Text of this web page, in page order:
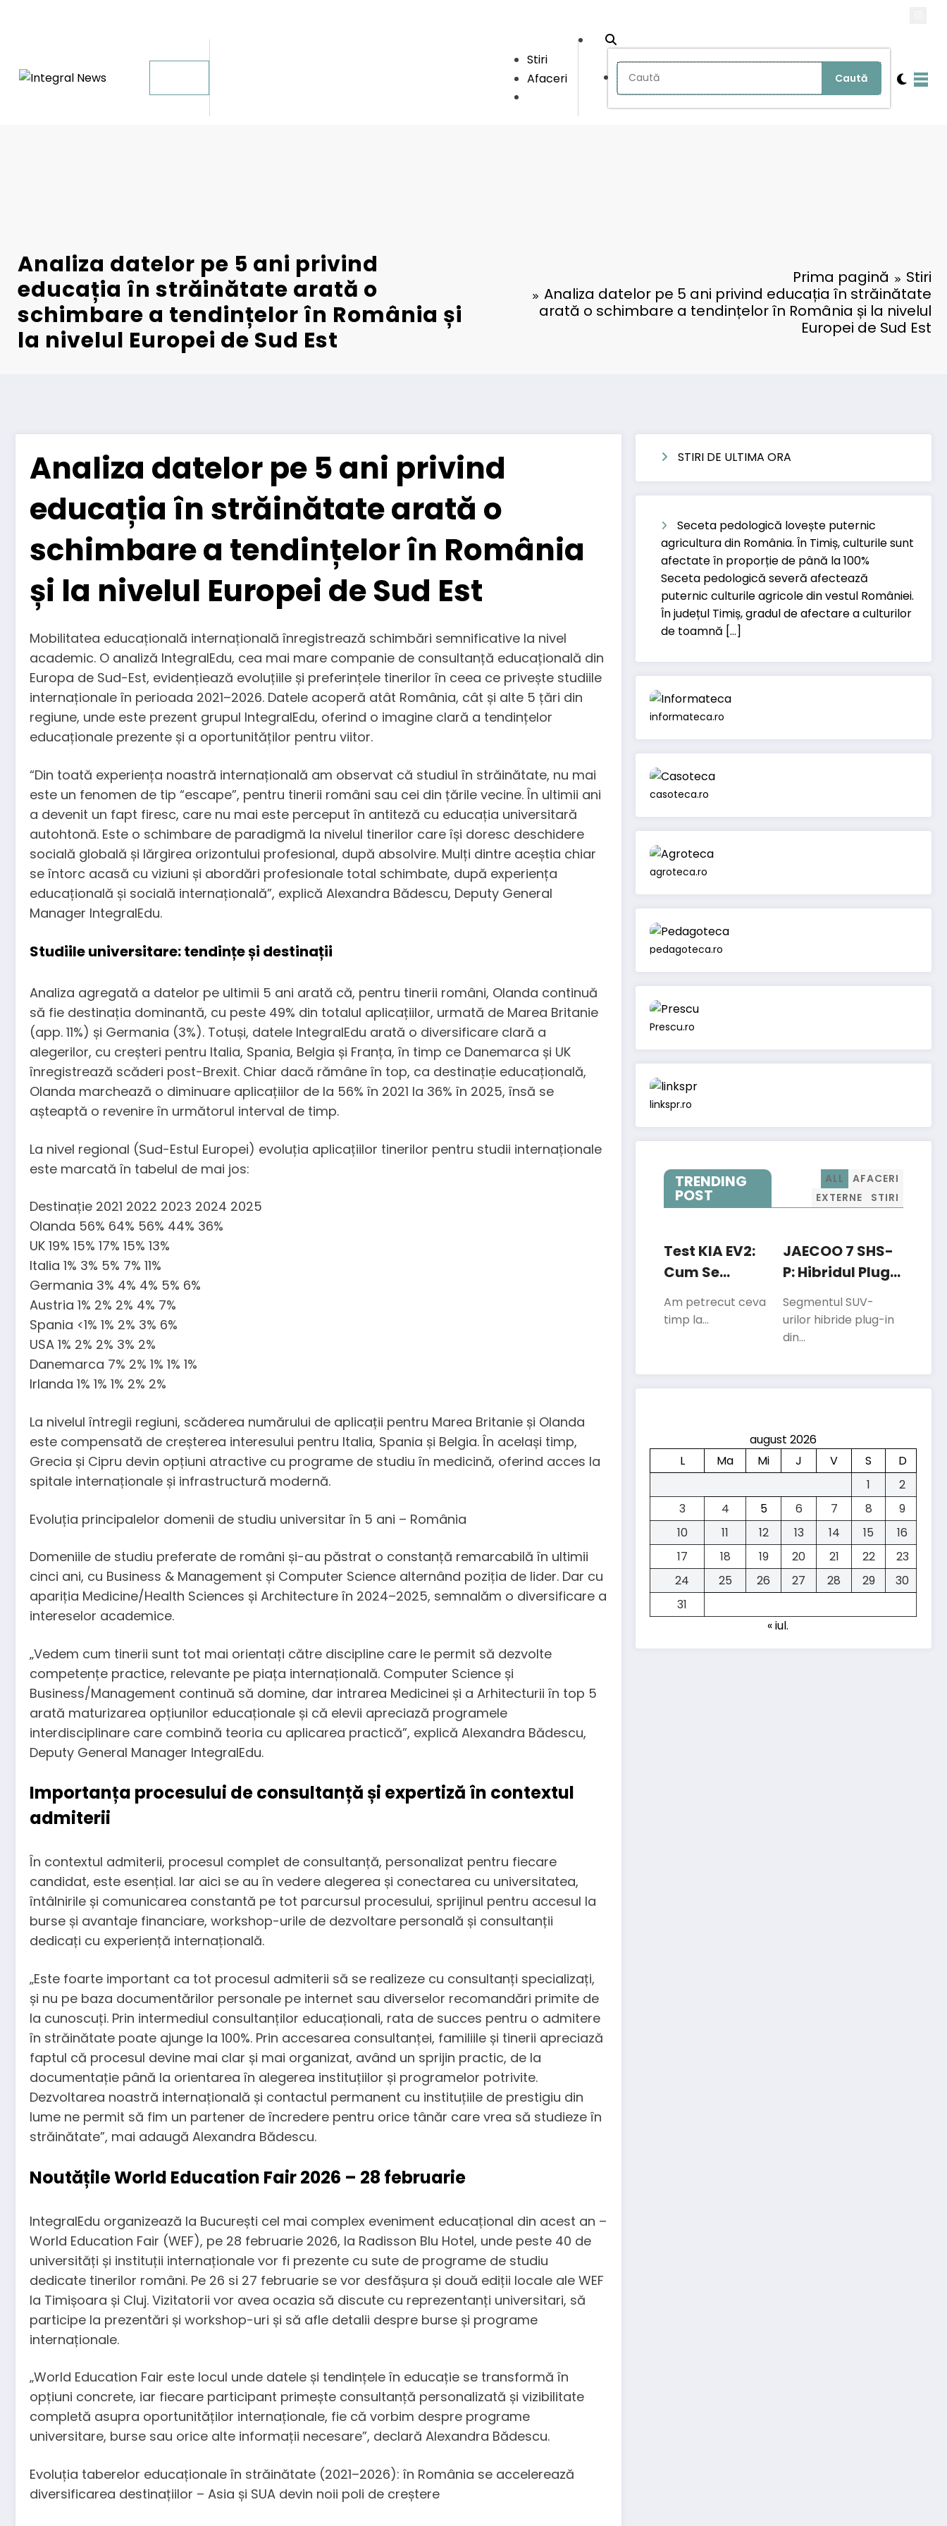
Stiri
Afaceri
Analiza datelor pe 5 ani privind
educația în străinătate arată o
schimbare a tendințelor în România și
la nivelul Europei de Sud Est
Prima pagină
Stiri
Analiza datelor pe 5 ani privind educația în străinătate
arată o schimbare a tendințelor în România și la nivelul
Europei de Sud Est
Analiza datelor pe 5 ani privind
educația în străinătate arată o
schimbare a tendințelor în România
și la nivelul Europei de Sud Est
Mobilitatea educațională internațională înregistrează schimbări semnificative la nivel
academic. O analiză IntegralEdu, cea mai mare companie de consultanță educațională din
Europa de Sud-Est, evidențiează evoluțiile și preferințele tinerilor în ceea ce privește studiile
internaționale în perioada 2021–2026. Datele acoperă atât România, cât și alte 5 țări din
regiune, unde este prezent grupul IntegralEdu, oferind o imagine clară a tendințelor
educaționale prezente și a oportunităților pentru viitor.
“Din toată experiența noastră internațională am observat că studiul în străinătate, nu mai
este un fenomen de tip “escape”, pentru tinerii români sau cei din țările vecine. În ultimii ani
a devenit un fapt firesc, care nu mai este perceput în antiteză cu educația universitară
autohtonă. Este o schimbare de paradigmă la nivelul tinerilor care își doresc deschidere
socială globală și lărgirea orizontului profesional, după absolvire. Mulți dintre aceștia chiar
se întorc acasă cu viziuni și abordări profesionale total schimbate, după experiența
educațională și socială internațională”, explică Alexandra Bădescu, Deputy General
Manager IntegralEdu.
Studiile universitare: tendințe și destinații
Analiza agregată a datelor pe ultimii 5 ani arată că, pentru tinerii români, Olanda continuă
să fie destinația dominantă, cu peste 49% din totalul aplicațiilor, urmată de Marea Britanie
(app. 11%) și Germania (3%). Totuși, datele IntegralEdu arată o diversificare clară a
alegerilor, cu creșteri pentru Italia, Spania, Belgia și Franța, în timp ce Danemarca și UK
înregistrează scăderi post-Brexit. Chiar dacă rămâne în top, ca destinație educațională,
Olanda marchează o diminuare aplicațiilor de la 56% în 2021 la 36% în 2025, însă se
așteaptă o revenire în următorul interval de timp.
La nivel regional (Sud-Estul Europei) evoluția aplicațiilor tinerilor pentru studii internaționale
este marcată în tabelul de mai jos:
Destinație 2021 2022 2023 2024 2025
Olanda 56% 64% 56% 44% 36%
UK 19% 15% 17% 15% 13%
Italia 1% 3% 5% 7% 11%
Germania 3% 4% 4% 5% 6%
Austria 1% 2% 2% 4% 7%
Spania <1% 1% 2% 3% 6%
USA 1% 2% 2% 3% 2%
Danemarca 7% 2% 1% 1% 1%
Irlanda 1% 1% 1% 2% 2%
La nivelul întregii regiuni, scăderea numărului de aplicații pentru Marea Britanie și Olanda
este compensată de creșterea interesului pentru Italia, Spania și Belgia. În același timp,
Grecia și Cipru devin opțiuni atractive cu programe de studiu în medicină, oferind acces la
spitale internaționale și infrastructură modernă.
Evoluția principalelor domenii de studiu universitar în 5 ani – România
Domeniile de studiu preferate de români și-au păstrat o constanță remarcabilă în ultimii
cinci ani, cu Business & Management și Computer Science alternând poziția de lider. Dar cu
apariția Medicine/Health Sciences și Architecture în 2024–2025, semnalăm o diversificare a
intereselor academice.
„Vedem cum tinerii sunt tot mai orientați către discipline care le permit să dezvolte
competențe practice, relevante pe piața internațională. Computer Science și
Business/Management continuă să domine, dar intrarea Medicinei și a Arhitecturii în top 5
arată maturizarea opțiunilor educaționale și că elevii apreciază programele
interdisciplinare care combină teoria cu aplicarea practică”, explică Alexandra Bădescu,
Deputy General Manager IntegralEdu.
Importanța procesului de consultanță și expertiză în contextul
admiterii
În contextul admiterii, procesul complet de consultanță, personalizat pentru fiecare
candidat, este esențial. Iar aici se au în vedere alegerea și conectarea cu universitatea,
întâlnirile și comunicarea constantă pe tot parcursul procesului, sprijinul pentru accesul la
burse și avantaje financiare, workshop-urile de dezvoltare personală și consultanții
dedicați cu experiență internațională.
„Este foarte important ca tot procesul admiterii să se realizeze cu consultanți specializați,
și nu pe baza documentărilor personale pe internet sau diverselor recomandări primite de
la cunoscuți. Prin intermediul consultanților educaționali, rata de succes pentru o admitere
în străinătate poate ajunge la 100%. Prin accesarea consultanței, familiile și tinerii apreciază
faptul că procesul devine mai clar și mai organizat, având un sprijin practic, de la
documentație până la orientarea în alegerea instituțiilor și programelor potrivite.
Dezvoltarea noastră internațională și contactul permanent cu instituțiile de prestigiu din
lume ne permit să fim un partener de încredere pentru orice tânăr care vrea să studieze în
străinătate”, mai adaugă Alexandra Bădescu.
Noutățile World Education Fair 2026 – 28 februarie
IntegralEdu organizează la București cel mai complex eveniment educațional din acest an –
World Education Fair (WEF), pe 28 februarie 2026, la Radisson Blu Hotel, unde peste 40 de
universități și instituții internaționale vor fi prezente cu sute de programe de studiu
dedicate tinerilor români. Pe 26 si 27 februarie se vor desfășura și două ediții locale ale WEF
la Timișoara și Cluj. Vizitatorii vor avea ocazia să discute cu reprezentanți universitari, să
participe la prezentări și workshop-uri și să afle detalii despre burse și programe
internaționale.
„World Education Fair este locul unde datele și tendințele în educație se transformă în
opțiuni concrete, iar fiecare participant primește consultanță personalizată și vizibilitate
completă asupra oportunităților internaționale, fie că vorbim despre programe
universitare, burse sau orice alte informații necesare”, declară Alexandra Bădescu.
Evoluția taberelor educaționale în străinătate (2021–2026): în România se accelerează
diversificarea destinațiilor – Asia și SUA devin noii poli de creștere
STIRI DE ULTIMA ORA
Seceta pedologică lovește puternic
agricultura din România. În Timiș, culturile sunt
afectate în proporție de până la 100%
Seceta pedologică severă afectează
puternic culturile agricole din vestul României.
În județul Timiș, gradul de afectare a culturilor
de toamnă […]
informateca.ro
casoteca.ro
agroteca.ro
pedagoteca.ro
Prescu.ro
linkspr.ro
TRENDING
POST
ALL
AFACERI
EXTERNE
STIRI
Test KIA EV2:
Cum Se
Descurcă Cea
Mai Mică
București
Am petrecut ceva
timp la…
JAECOO 7 SHS-
P: Hibridul Plug-
In Care Vrea Să
Concureze Cu
Liderii
Segmentul SUV-
urilor hibride plug-in
din…
august 2026
L
Ma Mi J V S
D
1
2
3
4 5 6 7 8
9
10
11 12 13 14 15
16
17
18 19 20 21 22
23
24
25 26 27 28 29
30
31
« iul.